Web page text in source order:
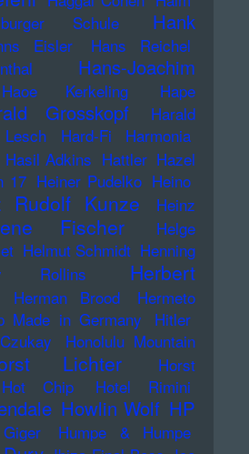
Schule
Hank
Eisler
Hans Reichel
Hans-Joachim
Haoe Kerkeling
Hape
Grosskopf
Harald
Hard-Fi Harmonia
Hasil Adkins Hattler Hazel
17 Heiner Pudelko Heino
Rudolf Kunze
Heinz
Fischer
Helge
Helmut Schmidt Henning
Rollins
Herbert
Herman Brood
Hermeto
Made in Germany
Hitler
Honolulu Mountain
Lichter
Horst
Hot Chip Hotel Rimini
Howlin Wolf HP
Humpe & Humpe